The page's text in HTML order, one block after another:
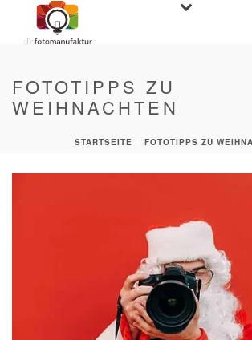
FOTOTIPPS ZU
WEIHNACHTEN
STARTSEITE FOTOTIPPS ZU